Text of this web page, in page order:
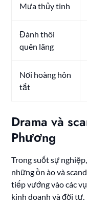
Mưa thủy tinh
Đành thôi
quên lãng
Nơi hoàng hôn
tắt
Drama và
Phương
Trong suốt sự nghiệp,
những ồn ào và
tiếp vướng vào các
kinh doanh và đời tư.